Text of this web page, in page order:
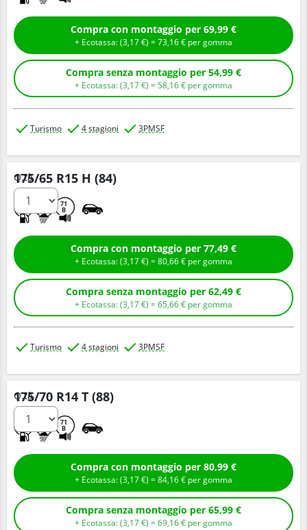
Compra con montaggio per 69,99 €
+ Ecotassa: (3,17€ ) =73,16€ per gomma
Compra senza montaggio per 54,99 €
+ Ecotassa: (3,17€ ) =58,16€ per gomma
Turismo 4 stagioni 3PMSF
175/65 R15 H (84)
71
B
Q.tà
Compra con montaggio per 77,49 €
+ Ecotassa: (3,17€ ) =80,66€ per gomma
Compra senza montaggio per 62,49 €
+ Ecotassa: (3,17€ ) =65,66€ per gomma
Turismo 4 stagioni 3PMSF
175/70 R14 T (88)
71
B
Q.tà
Compra con montaggio per 80,99 €
+ Ecotassa: (3,17€ ) =84,16€ per gomma
Compra senza montaggio per 65,99 €
+ Ecotassa: (3,17€ ) =69,16€ per gomma